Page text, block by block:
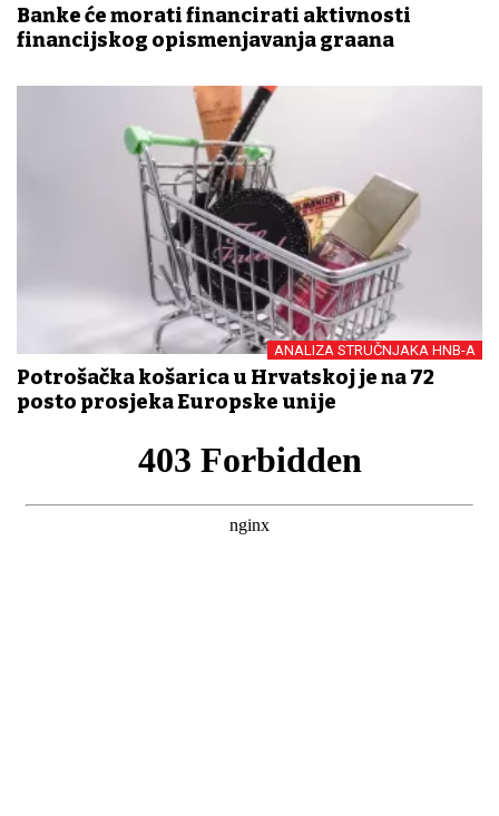
Banke će morati financirati aktivnosti
financijskog opismenjavanja građana
ANALIZA STRUČNJAKA HNB-A
Potrošačka košarica u Hrvatskoj je na 72
posto prosjeka Europske unije